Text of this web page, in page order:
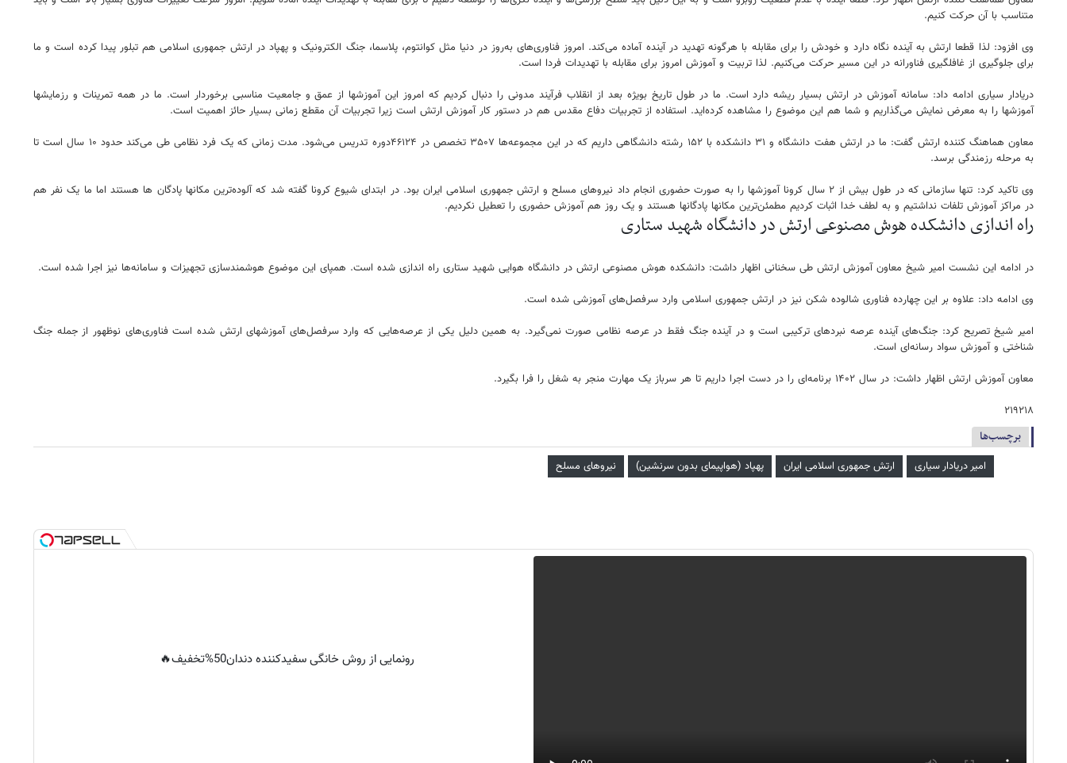
متناسب با آن حرکت کنیم.
وی افزود: لذا قطعا ارتش به آینده نگاه دارد و خودش را برای مقابله با هرگونه تهدید در آینده آماده می‌کند. امروز فناوری‌های به‌روز در دنیا مثل کوانتوم، پلاسما، جنگ الکترونیک و پهپاد در ارتش جمهوری اسلامی هم تبلور پیدا کرده است و ما
برای جلوگیری از غافلگیری فناورانه در این مسیر حرکت می‌کنیم. لذا تربیت و آموزش امروز برای مقابله با تهدیدات فردا است.
دریادار سیاری ادامه داد: سامانه آموزش در ارتش بسیار ریشه دارد است. ما در طول تاریخ بویژه بعد از انقلاب فرآیند مدونی را دنبال کردیم که امروز این آموزشها از عمق و جامعیت مناسبی برخوردار است. ما در همه تمرینات و رزمایشها
آموزشها را به معرض نمایش می‌گذاریم و شما هم این موضوع را مشاهده کرده‌اید. استفاده از تجربیات دفاع مقدس هم در دستور کار آموزش ارتش است زیرا تجربیات آن مقطع زمانی بسیار حائز اهمیت است.
معاون هماهنگ کننده ارتش گفت: ما در ارتش هفت دانشگاه و ۳۱ دانشکده با ۱۵۲ رشته دانشگاهی داریم که در این مجموعه‌ها ۳۵۰۷ تخصص در ۴۶۱۲۴دوره تدریس می‌شود. مدت زمانی که یک فرد نظامی طی می‌کند حدود ۱۰ سال است تا
به مرحله رزمندگی برسد.
وی تاکید کرد: تنها سازمانی که در طول بیش از ۲ سال کرونا آموزشها را به صورت حضوری انجام داد نیروهای مسلح و ارتش جمهوری اسلامی ایران بود. در ابتدای شیوع کرونا گفته شد که آلوده‌ترین مکانها پادگان ها هستند اما ما یک نفر هم
در مراکز آموزش تلفات نداشتیم و به لطف خدا اثبات کردیم مطمئن‌ترین مکانها پادگانها هستند و یک روز هم آموزش حضوری را تعطیل نکردیم.
راه اندازی دانشکده هوش مصنوعی ارتش در دانشگاه شهید ستاری
در ادامه این نشست امیر شیخ معاون آموزش ارتش طی سخنانی اظهار داشت: دانشکده هوش مصنوعی ارتش در دانشگاه هوایی شهید ستاری راه اندازی شده است. همپای این موضوع هوشمندسازی تجهیزات و سامانه‌ها نیز اجرا شده است.
وی ادامه داد: علاوه بر این چهارده فناوری شالوده شکن نیز در ارتش جمهوری اسلامی وارد سرفصل‌های آموزشی شده است.
امیر شیخ تصریح کرد: جنگ‌های آینده عرصه نبردهای ترکیبی است و در آینده جنگ فقط در عرصه نظامی صورت نمی‌گیرد. به همین دلیل یکی از عرصه‌هایی که وارد سرفصل‌های آموزشهای ارتش شده است فناوری‌های نوظهور از جمله جنگ
شناختی و آموزش سواد رسانه‌ای است.
معاون آموزش ارتش اظهار داشت: در سال ۱۴۰۲ برنامه‌ای را در دست اجرا داریم تا هر سرباز یک مهارت منجر به شغل را فرا بگیرد.
۲۱۹۲۱۸
برچسب‌ها
امیر دریادار سیاری ارتش جمهوری اسلامی ایران پهپاد (هواپیمای بدون سرنشین) نیروهای مسلح
رونمایی از روش خانگی سفیدکننده دندان50%تخفیف🔥